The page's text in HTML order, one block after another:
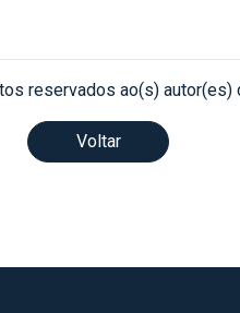
reservados ao(s) autor(es)
Voltar